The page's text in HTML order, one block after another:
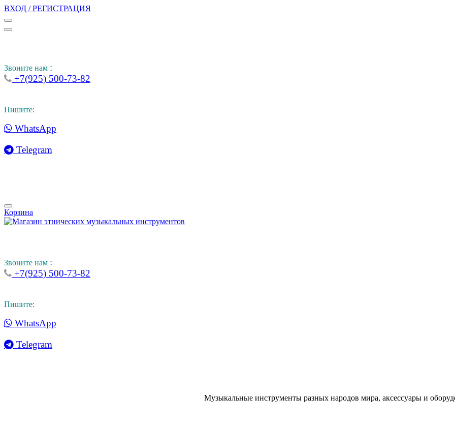
ВХОД / РЕГИСТРАЦИЯ
Звоните нам :
+7(925) 500-73-82
Пишите:
WhatsApp
Telegram
Корзина
Звоните нам :
+7(925) 500-73-82
Пишите:
WhatsApp
Telegram
Музыкальные инструменты разных народов мира, аксессуары и